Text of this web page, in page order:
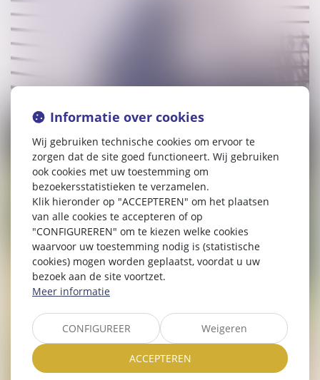
Informatie over cookies
Wij gebruiken technische cookies om ervoor te
zorgen dat de site goed functioneert. Wij gebruiken
ook cookies met uw toestemming om
bezoekersstatistieken te verzamelen.
Klik hieronder op "ACCEPTEREN" om het plaatsen
van alle cookies te accepteren of op
"CONFIGUREREN" om te kiezen welke cookies
waarvoor uw toestemming nodig is (statistische
cookies) mogen worden geplaatst, voordat u uw
bezoek aan de site voortzet.
Meer informatie
CONFIGUREER Weigeren
ACCEPTEREN